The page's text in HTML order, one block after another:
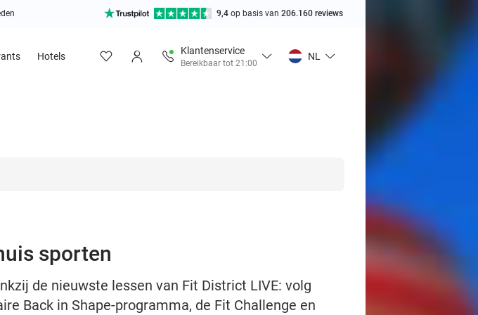
9,4 op basis van 206.160 reviews
Hotels
Klantenservice
Bereikbaar tot 21:00
NL
sporten
de nieuwste lessen van Fit District LIVE: volg
Back in Shape-programma, de Fit Challenge en